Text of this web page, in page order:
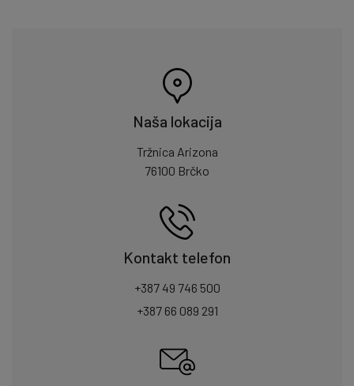
Naša lokacija
Tržnica Arizona
76100 Brčko
Kontakt telefon
+387 49 746 500
+387 66 089 291